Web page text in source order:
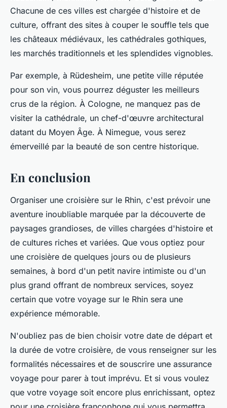
Chacune de ces villes est chargée d'histoire et de
culture, offrant des sites à couper le souffle tels que
les châteaux médiévaux, les cathédrales gothiques,
les marchés traditionnels et les splendides vignobles.
Par exemple, à Rüdesheim, une petite ville réputée
pour son vin, vous pourrez déguster les meilleurs
crus de la région. À Cologne, ne manquez pas de
visiter la cathédrale, un chef-d'œuvre architectural
datant du Moyen Âge. À Nimegue, vous serez
émerveillé par la beauté de son centre historique.
En conclusion
Organiser une croisière sur le Rhin, c'est prévoir une
aventure inoubliable marquée par la découverte de
paysages grandioses, de villes chargées d'histoire et
de cultures riches et variées. Que vous optiez pour
une croisière de quelques jours ou de plusieurs
semaines, à bord d'un petit navire intimiste ou d'un
plus grand offrant de nombreux services, soyez
certain que votre voyage sur le Rhin sera une
expérience mémorable.
N'oubliez pas de bien choisir votre date de départ et
la durée de votre croisière, de vous renseigner sur les
formalités nécessaires et de souscrire une assurance
voyage pour parer à tout imprévu. Et si vous voulez
que votre voyage soit encore plus enrichissant, optez